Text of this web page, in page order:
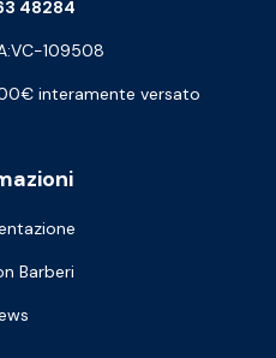
Barberi
48284
109508
interamente versato